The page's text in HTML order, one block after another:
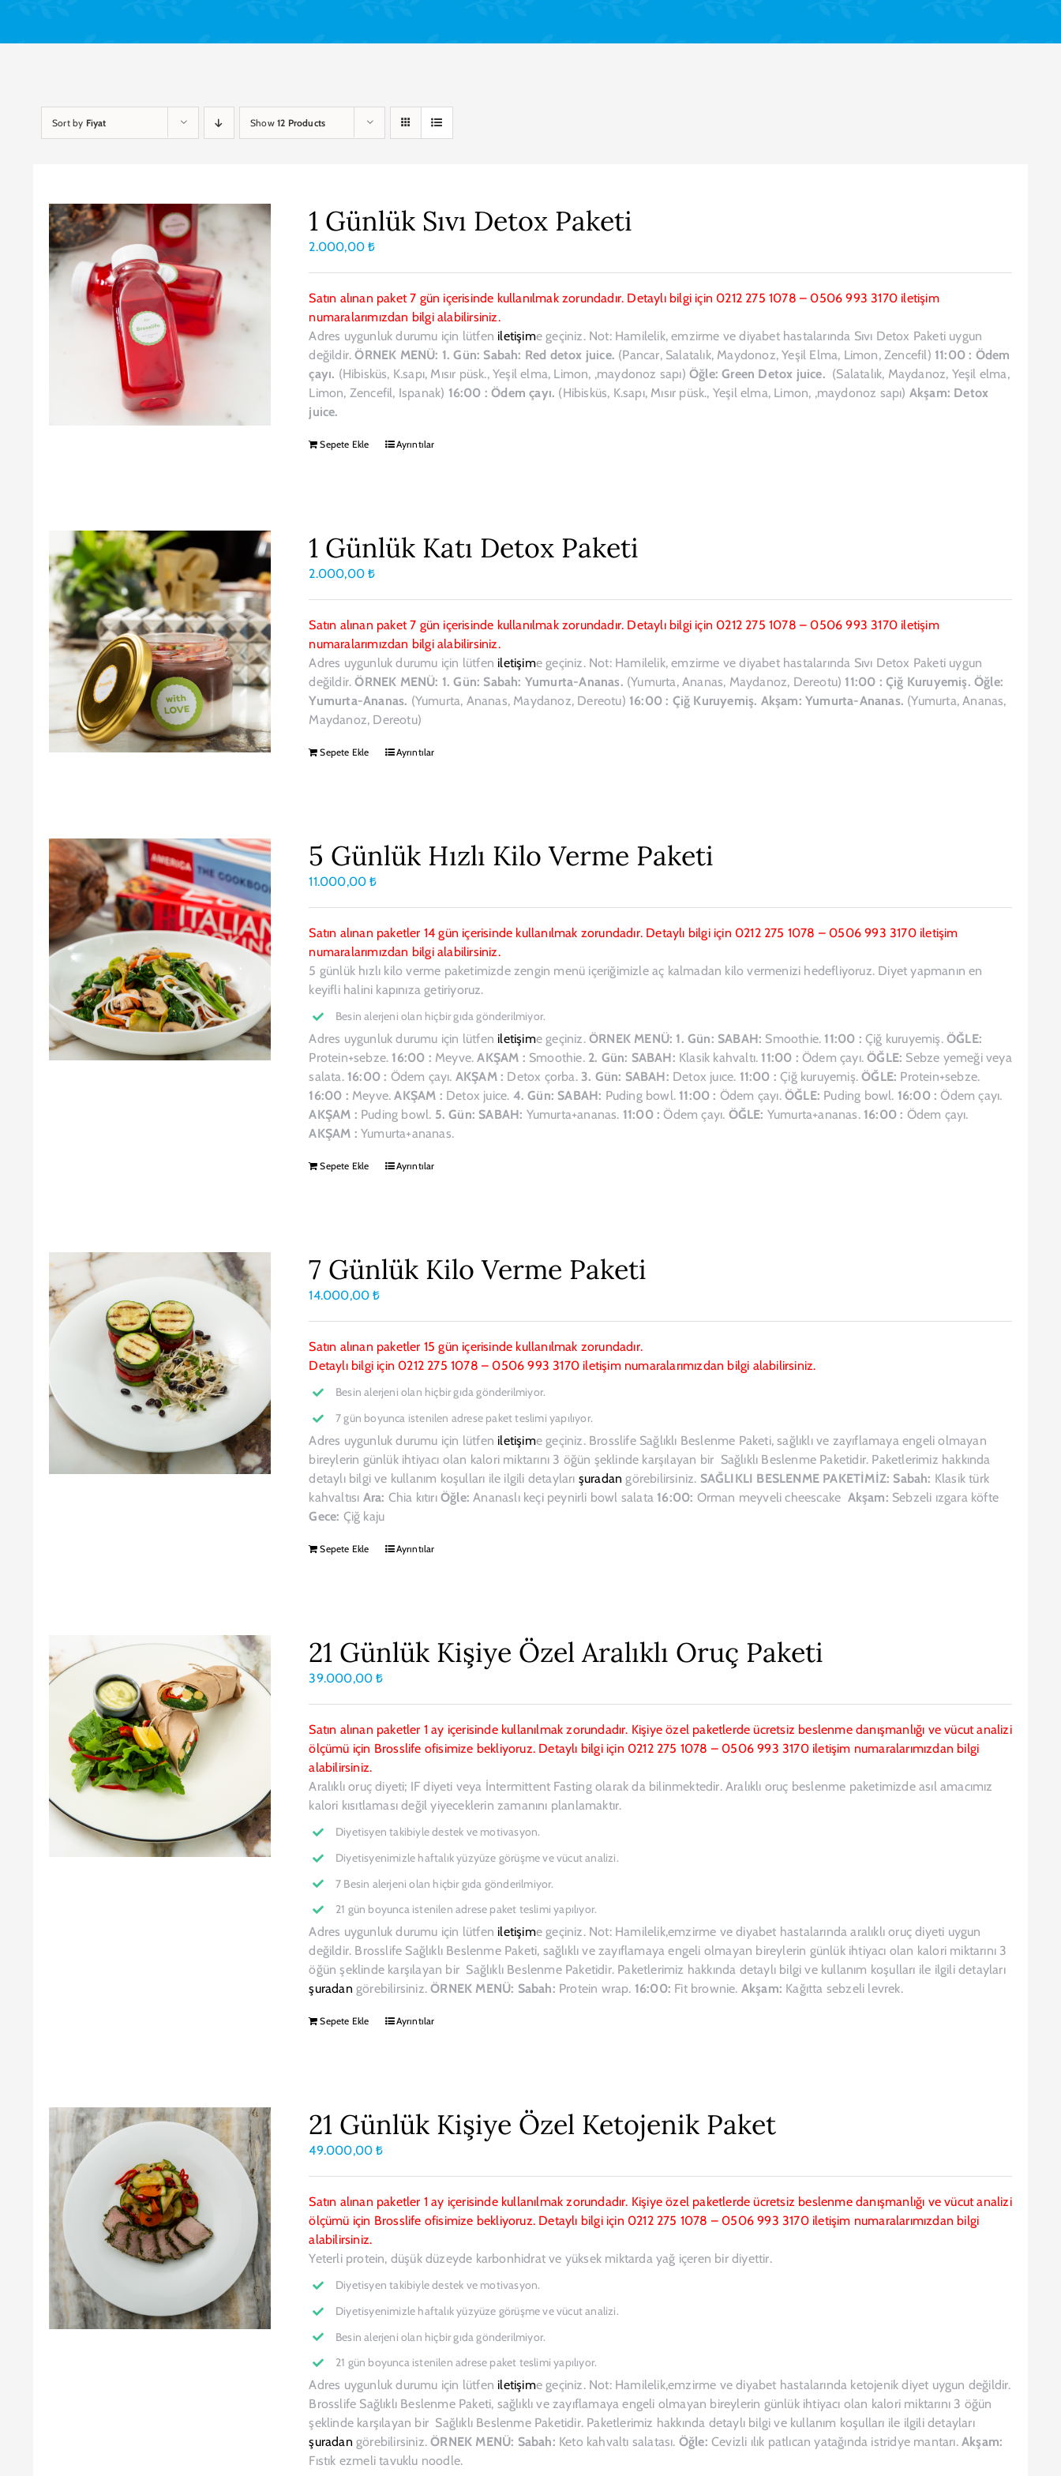
Sort by Fiyat Show 12 Products
1 Günlük Sıvı Detox Paketi
2.000,00₺
Satın alınan paket 7 gün içerisinde kullanılmak zorundadır. Detaylı bilgi için 0212 275 1078 – 0506 993 3170 iletişim
numaralarımızdan bilgi alabilirsiniz.
Adres uygunluk durumu için lütfen iletişime geçiniz. Not: Hamilelik, emzirme ve diyabet hastalarında Sıvı Detox Paketi uygun
değildir.ÖRNEK MENÜ: 1. Gün: Sabah: Red detox juice. (Pancar, Salatalık, Maydonoz, Yeşil Elma, Limon, Zencefil) 11:00 : Ödem
çayı. (Hibisküs, K.sapı, Mısır püsk., Yeşil elma, Limon, ,maydonoz sapı) Öğle: Green Detox juice. (Salatalık, Maydanoz, Yeşil elma,
Limon, Zencefil, Ispanak) 16:00 : Ödem çayı. (Hibisküs, K.sapı, Mısır püsk., Yeşil elma, Limon, ,maydonoz sapı) Akşam: Detox
juice.
Sepete Ekle Ayrıntılar
1 Günlük Katı Detox Paketi
2.000,00₺
Satın alınan paket 7 gün içerisinde kullanılmak zorundadır. Detaylı bilgi için 0212 275 1078 – 0506 993 3170 iletişim
numaralarımızdan bilgi alabilirsiniz.
Adres uygunluk durumu için lütfen iletişime geçiniz. Not: Hamilelik, emzirme ve diyabet hastalarında Sıvı Detox Paketi uygun
değildir.ÖRNEK MENÜ: 1. Gün: Sabah: Yumurta-Ananas. (Yumurta, Ananas, Maydanoz, Dereotu) 11:00 : Çiğ Kuruyemiş. Öğle:
Yumurta-Ananas. (Yumurta, Ananas, Maydanoz, Dereotu) 16:00 : Çiğ Kuruyemiş. Akşam: Yumurta-Ananas. (Yumurta, Ananas,
Maydanoz, Dereotu)
Sepete Ekle Ayrıntılar
5 Günlük Hızlı Kilo Verme Paketi
11.000,00₺
Satın alınan paketler 14 gün içerisinde kullanılmak zorundadır. Detaylı bilgi için 0212 275 1078 – 0506 993 3170 iletişim
numaralarımızdan bilgi alabilirsiniz.
5 günlük hızlı kilo verme paketimizde zengin menü içeriğimizle aç kalmadan kilo vermenizi hedefliyoruz. Diyet yapmanın en
keyifli halini kapınıza getiriyoruz.
Besin alerjeni olan hiçbir gıda gönderilmiyor.
Adres uygunluk durumu için lütfen iletişime geçiniz. ÖRNEK MENÜ: 1. Gün: SABAH: Smoothie. 11:00 :Çiğ kuruyemiş.ÖĞLE:
Protein+sebze. 16:00 : Meyve. AKŞAM : Smoothie. 2. Gün: SABAH: Klasik kahvaltı. 11:00 :Ödem çayı. ÖĞLE: Sebze yemeği veya
salata.16:00 : Ödem çayı. AKŞAM : Detox çorba. 3. Gün: SABAH: Detox juıce. 11:00 :Çiğ kuruyemiş. ÖĞLE: Protein+sebze.
16:00 : Meyve. AKŞAM : Detox juice. 4. Gün: SABAH: Puding bowl. 11:00 : Ödem çayı.ÖĞLE: Puding bowl. 16:00 :Ödem çayı.
AKŞAM : Puding bowl. 5. Gün: SABAH: Yumurta+ananas. 11:00 :Ödem çayı. ÖĞLE: Yumurta+ananas.16:00 : Ödem çayı.
AKŞAM : Yumurta+ananas.
Sepete Ekle Ayrıntılar
7 Günlük Kilo Verme Paketi
14.000,00₺
Satın alınan paketler 15 gün içerisinde kullanılmak zorundadır.
Detaylı bilgi için 0212 275 1078 – 0506 993 3170 iletişim numaralarımızdan bilgi alabilirsiniz.
Besin alerjeni olan hiçbir gıda gönderilmiyor.
7 gün boyunca istenilen adrese paket teslimi yapılıyor.
Adres uygunluk durumu için lütfen iletişime geçiniz. Brosslife Sağlıklı Beslenme Paketi, sağlıklı ve zayıflamaya engeli olmayan
bireylerin günlük ihtiyacı olan kalori miktarını 3 öğün şeklinde karşılayan bir Sağlıklı Beslenme Paketidir. Paketlerimiz hakkında
detaylı bilgi ve kullanım koşulları ile ilgili detayları şuradan görebilirsiniz. SAĞLIKLI BESLENME PAKETİMİZ: Sabah: Klasik türk
kahvaltısı Ara: Chia kıtırıÖğle:Ananaslı keçi peynirli bowl salata 16:00: Orman meyveli cheescake Akşam: Sebzeli ızgara köfte
Gece: Çiğ kaju
Sepete Ekle Ayrıntılar
21 Günlük Kişiye Özel Aralıklı Oruç Paketi
39.000,00₺
Satın alınan paketler 1 ay içerisinde kullanılmak zorundadır. Kişiye özel paketlerde ücretsiz beslenme danışmanlığı ve vücut analizi
ölçümü için Brosslife ofisimize bekliyoruz. Detaylı bilgi için 0212 275 1078 – 0506 993 3170 iletişim numaralarımızdan bilgi
alabilirsiniz.
Aralıklı oruç diyeti; IF diyeti veya İntermittent Fasting olarak da bilinmektedir. Aralıklı oruç beslenme paketimizde asıl amacımız
kalori kısıtlaması değil yiyeceklerin zamanını planlamaktır.
Diyetisyen takibiyle destek ve motivasyon.
Diyetisyenimizle haftalık yüzyüze görüşme ve vücut analizi.
7 Besin alerjeni olan hiçbir gıda gönderilmiyor.
21 gün boyunca istenilen adrese paket teslimi yapılıyor.
Adres uygunluk durumu için lütfen iletişime geçiniz. Not: Hamilelik,emzirme ve diyabet hastalarında aralıklı oruç diyeti uygun
değildir. Brosslife Sağlıklı Beslenme Paketi, sağlıklı ve zayıflamaya engeli olmayan bireylerin günlük ihtiyacı olan kalori miktarını 3
öğün şeklinde karşılayan bir Sağlıklı Beslenme Paketidir. Paketlerimiz hakkında detaylı bilgi ve kullanım koşulları ile ilgili detayları
şuradan görebilirsiniz.ÖRNEK MENÜ: Sabah: Protein wrap. 16:00: Fit brownie. Akşam: Kağıtta sebzeli levrek.
Sepete Ekle Ayrıntılar
21 Günlük Kişiye Özel Ketojenik Paket
49.000,00₺
Satın alınan paketler 1 ay içerisinde kullanılmak zorundadır. Kişiye özel paketlerde ücretsiz beslenme danışmanlığı ve vücut analizi
ölçümü için Brosslife ofisimize bekliyoruz. Detaylı bilgi için 0212 275 1078 – 0506 993 3170 iletişim numaralarımızdan bilgi
alabilirsiniz.
Yeterli protein, düşük düzeyde karbonhidrat ve yüksek miktarda yağ içeren bir diyettir.
Diyetisyen takibiyle destek ve motivasyon.
Diyetisyenimizle haftalık yüzyüze görüşme ve vücut analizi.
Besin alerjeni olan hiçbir gıda gönderilmiyor.
21 gün boyunca istenilen adrese paket teslimi yapılıyor.
Adres uygunluk durumu için lütfen iletişime geçiniz. Not: Hamilelik,emzirme ve diyabet hastalarında ketojenik diyet uygun değildir.
Brosslife Sağlıklı Beslenme Paketi, sağlıklı ve zayıflamaya engeli olmayan bireylerin günlük ihtiyacı olan kalori miktarını 3 öğün
şeklinde karşılayan bir Sağlıklı Beslenme Paketidir. Paketlerimiz hakkında detaylı bilgi ve kullanım koşulları ile ilgili detayları
şuradan görebilirsiniz.ÖRNEK MENÜ: Sabah: Keto kahvaltı salatası. Öğle:Cevizli ılık patlıcan yatağında istridye mantarı.Akşam:
Fıstık ezmeli tavuklu noodle.